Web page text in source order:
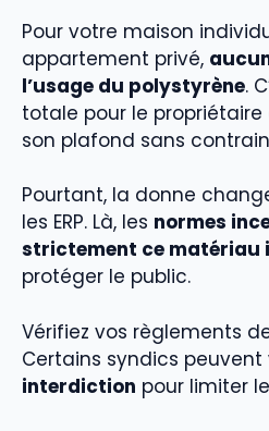
Pour votre maison
appartement privé,
l’usage du polystyrène.
totale pour le
son plafond sans
Pourtant, la donne
les ERP. Là, les normes
strictement ce matériau
protéger le public.
Vérifiez vos règlements
Certains syndics peuvent
interdiction pour limiter